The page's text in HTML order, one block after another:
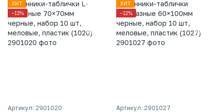
ХИТ
−13%
Артикул: 2901020
ХИТ
−12%
Артикул: 2901027